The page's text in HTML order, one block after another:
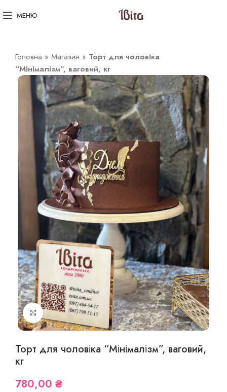
МЕНЮ
Головна » Магазин » Торт для чоловіка
“Мінімалізм”, ваговий, кг
Збільшити фото
Торт для чоловіка “Мінімалізм”, ваговий,
кг
780,00 ₴